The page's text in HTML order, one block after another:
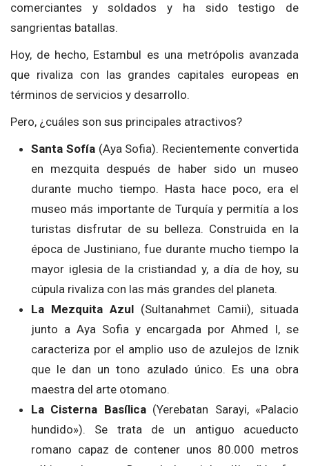
comerciantes y soldados y ha sido testigo de
sangrientas batallas.
Hoy, de hecho, Estambul es una metrópolis avanzada
que rivaliza con las grandes capitales europeas en
términos de servicios y desarrollo.
Pero, ¿cuáles son sus principales atractivos?
Santa Sofía(Aya Sofia). Recientemente convertida
en mezquita después de haber sido un museo
durante mucho tiempo. Hasta hace poco, era el
museo más importante de Turquía y permitía a los
turistas disfrutar de su belleza. Construida en la
época de Justiniano, fue durante mucho tiempo la
mayor iglesia de la cristiandad y, a día de hoy, su
cúpula rivaliza con las más grandes del planeta.
La Mezquita Azul (Sultanahmet Camii), situada
junto a Aya Sofia y encargada por Ahmed I, se
caracteriza por el amplio uso de azulejos de Iznik
que le dan un tono azulado único. Es una obra
maestra del arte otomano.
La Cisterna Basílica(Yerebatan Sarayi, «Palacio
hundido»). Se trata de un antiguo acueducto
romano capaz de contener unos 80.000 metros